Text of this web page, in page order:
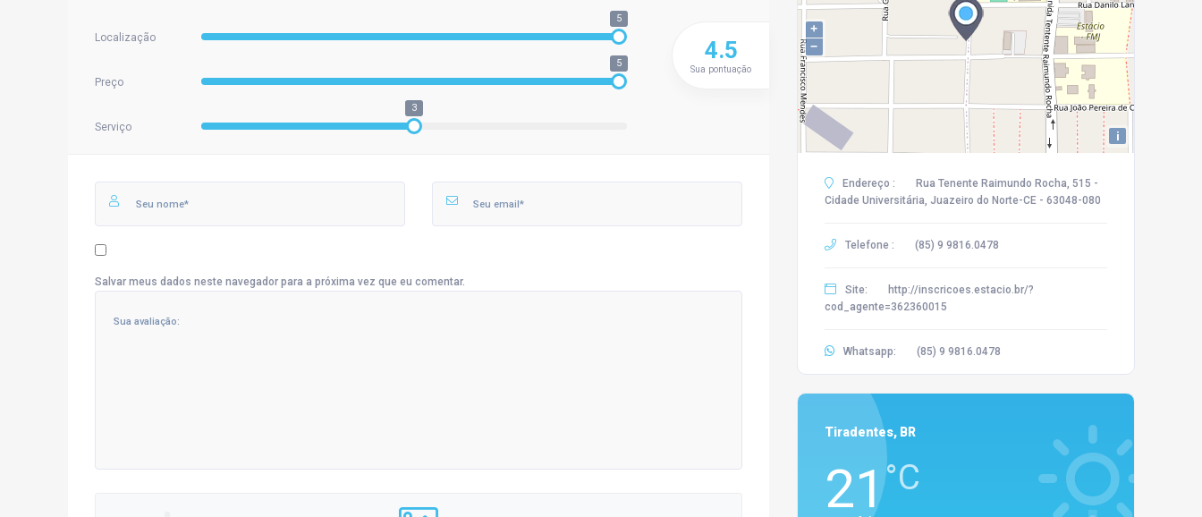
Localização
5
Preço
5
Serviço
3
4.5
Sua pontuação
Salvar meus dados neste navegador para a próxima vez que eu comentar.
+
−
i
Endereço :
Rua Tenente Raimundo Rocha, 515 -
Cidade Universitária, Juazeiro do Norte-CE - 63048-080
Telefone : (85) 9 9816.0478
Site:
http://inscricoes.estacio.br/?
cod_agente=362360015
Whatsapp: (85) 9 9816.0478
Tiradentes, BR
21°C